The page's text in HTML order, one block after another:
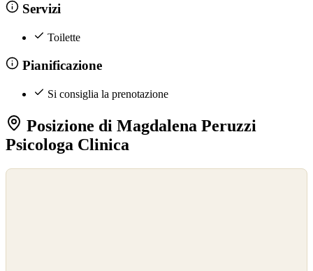
Servizi
Toilette
Pianificazione
Si consiglia la prenotazione
Posizione di Magdalena Peruzzi
Psicologa Clinica